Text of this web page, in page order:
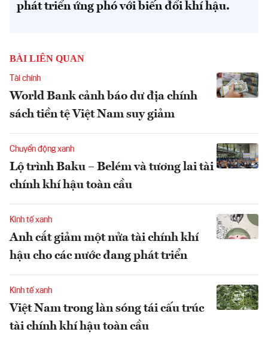
phát triển ứng phó với biến đổi khí hậu.
BÀI LIÊN QUAN
Tài chính
World Bank cảnh báo dư địa chính
sách tiền tệ Việt Nam suy giảm
Chuyển động xanh
Lộ trình Baku – Belém và tương lai tài
chính khí hậu toàn cầu
Kinh tế xanh
Anh cắt giảm một nửa tài chính khí
hậu cho các nước đang phát triển
Kinh tế xanh
Việt Nam trong làn sóng tái cấu trúc
tài chính khí hậu toàn cầu